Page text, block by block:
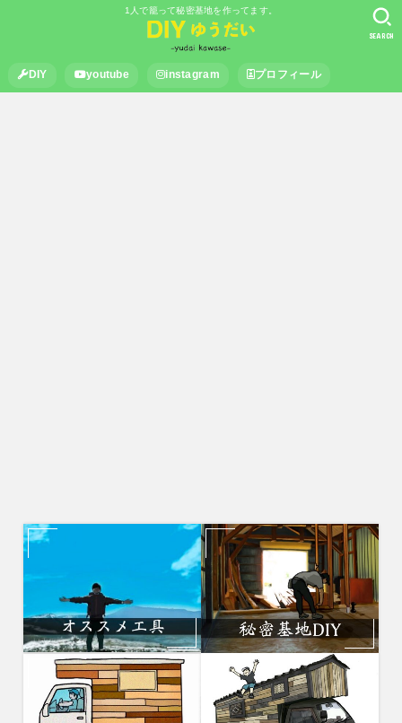
1人で籠って秘密基地を作ってます。
DIY youtube instagram プロフィール
SEARCH